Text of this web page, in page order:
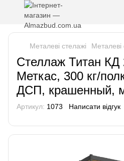
Металеві стелажі Металеві
Стеллаж Титан КД
Меткас, 300 кг/
ДСП, крашенный,
Артикул: 1073 Написати відгук